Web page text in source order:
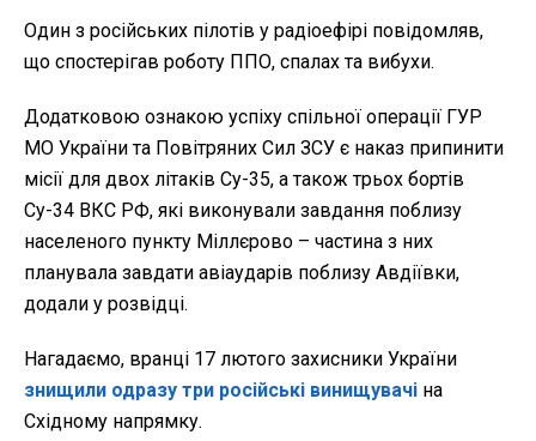
Один з російських пілотів у радіоефірі повідомляв,
що спостерігав роботу ППО, спалах та вибухи.
Додатковою ознакою успіху спільної операції ГУР
МО України та Повітряних Сил ЗСУ є наказ припинити
місії для двох літаків Су-35, а також трьох бортів
Су-34 ВКС РФ, які виконували завдання поблизу
населеного пункту Міллєрово – частина з них
планувала завдати авіаударів поблизу Авдіївки,
додали у розвідці.
Нагадаємо, вранці 17 лютого захисники України
знищили одразу три російські винищувачі на
Східному напрямку.